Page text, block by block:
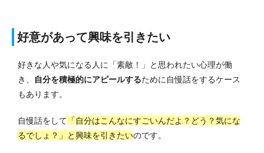
好意があって興味を引きたい
好きな人や気になる人に「素敵！」と思われたい心理が働
き、
自分を積極的にアピールするために自慢話をするケース
もあります。
自慢話をして 「自分はこんなにすごいんだよ？どう？気にな
るでしょ？」と興味を引きたいのです。